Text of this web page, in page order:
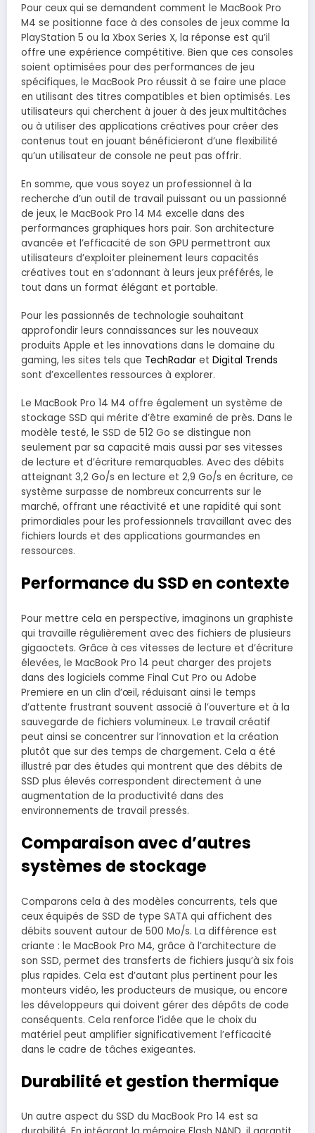
Pour ceux qui se demandent comment le MacBook Pro
M4 se positionne face à des consoles de jeux comme la
PlayStation 5 ou la Xbox Series X, la réponse est qu’il
offre une expérience compétitive. Bien que ces consoles
soient optimisées pour des performances de jeu
spécifiques, le MacBook Pro réussit à se faire une place
en utilisant des titres compatibles et bien optimisés. Les
utilisateurs qui cherchent à jouer à des jeux multitâches
ou à utiliser des applications créatives pour créer des
contenus tout en jouant bénéficieront d’une flexibilité
qu’un utilisateur de console ne peut pas offrir.
En somme, que vous soyez un professionnel à la
recherche d’un outil de travail puissant ou un passionné
de jeux, le MacBook Pro 14 M4 excelle dans des
performances graphiques hors pair. Son architecture
avancée et l’efficacité de son GPU permettront aux
utilisateurs d’exploiter pleinement leurs capacités
créatives tout en s’adonnant à leurs jeux préférés, le
tout dans un format élégant et portable.
Pour les passionnés de technologie souhaitant
approfondir leurs connaissances sur les nouveaux
produits Apple et les innovations dans le domaine du
gaming, les sites tels que TechRadar et Digital Trends
sont d’excellentes ressources à explorer.
Le MacBook Pro 14 M4 offre également un système de
stockage SSD qui mérite d’être examiné de près. Dans le
modèle testé, le SSD de 512 Go se distingue non
seulement par sa capacité mais aussi par ses vitesses
de lecture et d’écriture remarquables. Avec des débits
atteignant 3,2 Go/s en lecture et 2,9 Go/s en écriture, ce
système surpasse de nombreux concurrents sur le
marché, offrant une réactivité et une rapidité qui sont
primordiales pour les professionnels travaillant avec des
fichiers lourds et des applications gourmandes en
ressources.
Performance du SSD en contexte
Pour mettre cela en perspective, imaginons un graphiste
qui travaille régulièrement avec des fichiers de plusieurs
gigaoctets. Grâce à ces vitesses de lecture et d’écriture
élevées, le MacBook Pro 14 peut charger des projets
dans des logiciels comme Final Cut Pro ou Adobe
Premiere en un clin d’œil, réduisant ainsi le temps
d’attente frustrant souvent associé à l’ouverture et à la
sauvegarde de fichiers volumineux. Le travail créatif
peut ainsi se concentrer sur l’innovation et la création
plutôt que sur des temps de chargement. Cela a été
illustré par des études qui montrent que des débits de
SSD plus élevés correspondent directement à une
augmentation de la productivité dans des
environnements de travail pressés.
Comparaison avec d’autres
systèmes de stockage
Comparons cela à des modèles concurrents, tels que
ceux équipés de SSD de type SATA qui affichent des
débits souvent autour de 500 Mo/s. La différence est
criante : le MacBook Pro M4, grâce à l’architecture de
son SSD, permet des transferts de fichiers jusqu’à six fois
plus rapides. Cela est d’autant plus pertinent pour les
monteurs vidéo, les producteurs de musique, ou encore
les développeurs qui doivent gérer des dépôts de code
conséquents. Cela renforce l’idée que le choix du
matériel peut amplifier significativement l’efficacité
dans le cadre de tâches exigeantes.
Durabilité et gestion thermique
Un autre aspect du SSD du MacBook Pro 14 est sa